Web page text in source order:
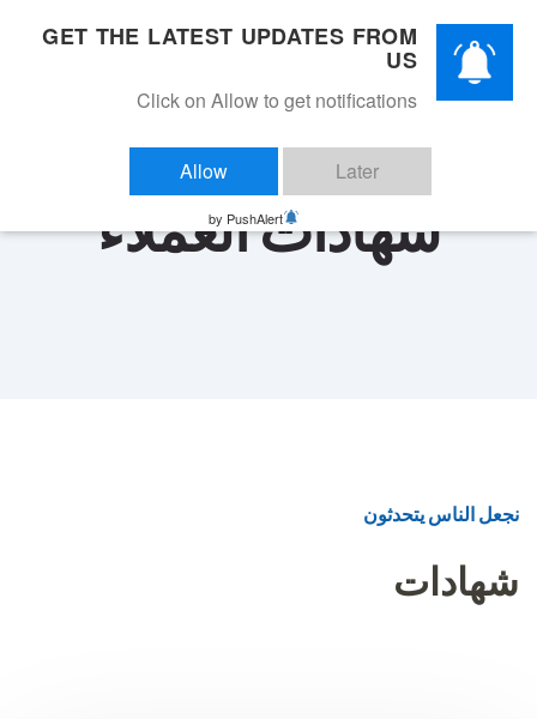
العربية
Toggle
navigation
للاتصال
شهادات العملاء
نجعل الناس يتحدثون
شهادات
GET THE LATEST UPDATES FROM
US
Click on Allow to get notifications
Later
Allow
by PushAlert